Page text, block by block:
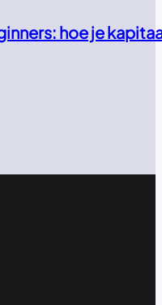
hoe je